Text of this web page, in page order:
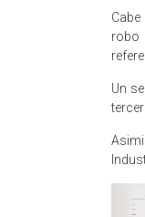
robo
Un